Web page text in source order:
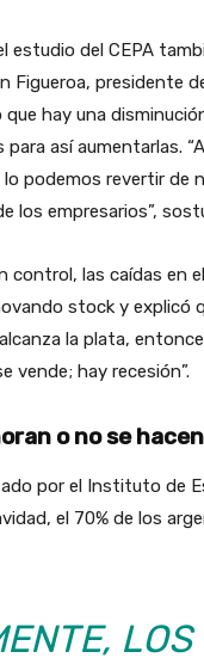
estudio del CEPA
Figueroa, presidente
hay una
así aumentarlas.
podemos revertir de
los empresarios”,
control, las caídas en
stock y explicó
la plata,
vende; hay recesión”.
o no se hacen
por el Instituto de
el 70% de los